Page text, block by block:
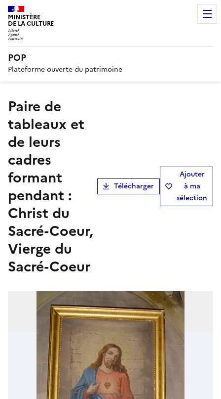
MINISTÈRE
DE LA CULTURE
POP
Plateforme ouverte du patrimoine
paire de
tableaux et
de leurs
cadres
formant
pendant :
Christ du
Sacré-Coeur,
Vierge du
Sacré-Coeur
Télécharger
Ajouter
à ma
sélection